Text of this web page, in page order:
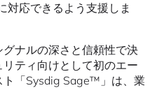
対応できるよう支援しま
ナルの深さと信頼性で決
ティ向けとして初のエー
ト「Sysdig Sage™」は、業